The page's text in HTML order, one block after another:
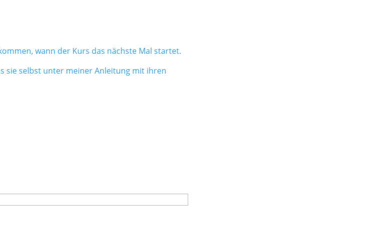
wann der Kurs das nächste Mal startet.
sie selbst unter meiner Anleitung mit ihren